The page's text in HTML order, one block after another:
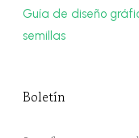
Guía de diseño
semillas
Boletín